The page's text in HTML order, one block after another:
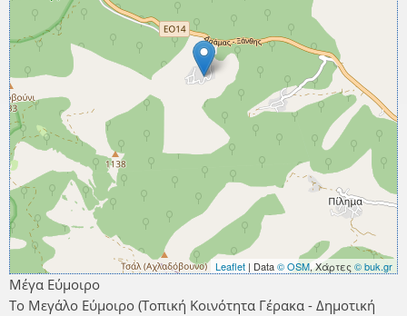
Leaflet | Data© OSM, Χάρτες © buk.gr
Μέγα Εύμοιρο
Το Μεγάλο Εύμοιρο (Τοπική Κοινότητα Γέρακα - Δημοτική